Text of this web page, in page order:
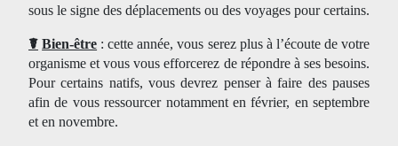
sous le signe des déplacements ou des voyages pour certains.
☤ Bien-être : cette année, vous serez plus à l’écoute de votre
organisme et vous vous efforcerez de répondre à ses besoins.
Pour certains natifs, vous devrez penser à faire des pauses
afin de vous ressourcer notamment en février, en septembre
et en novembre.